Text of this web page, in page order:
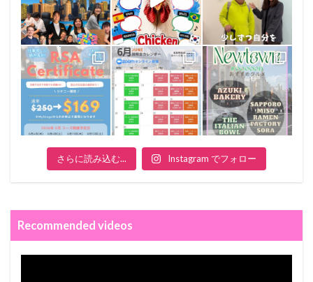
さらに読み込む... Instagram でフォロー
Recommended videos
動